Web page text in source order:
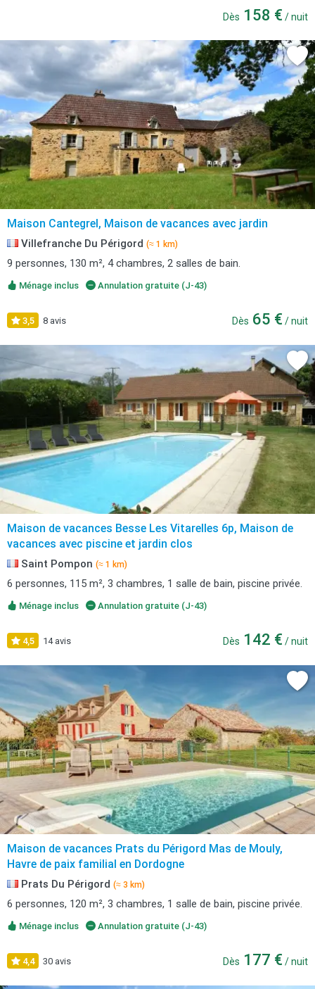
Dès 158 € / nuit
Maison Cantegrel, Maison de vacances avec jardin
Villefranche Du Périgord (≈ 1 km)
9 personnes, 130 m², 4 chambres, 2 salles de bain.
Ménage inclus Annulation gratuite (J-43)
3,5 8 avis Dès 65 € / nuit
Maison de vacances Besse Les Vitarelles 6p, Maison de
vacances avec piscine et jardin clos
Saint Pompon (≈ 1 km)
6 personnes, 115 m², 3 chambres, 1 salle de bain, piscine privée.
Ménage inclus Annulation gratuite (J-43)
4,5 14 avis Dès 142 € / nuit
Maison de vacances Prats du Périgord Mas de Mouly,
Havre de paix familial en Dordogne
Prats Du Périgord (≈ 3 km)
6 personnes, 120 m², 3 chambres, 1 salle de bain, piscine privée.
Ménage inclus Annulation gratuite (J-43)
4,4 30 avis Dès 177 € / nuit